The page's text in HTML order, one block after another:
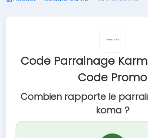
Code Parrainage
Code Promo
Combien rapporte le
koma ?